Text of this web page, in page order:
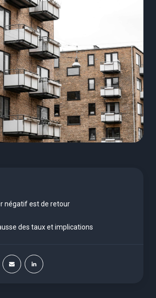
négatif est de retour
des taux et implications